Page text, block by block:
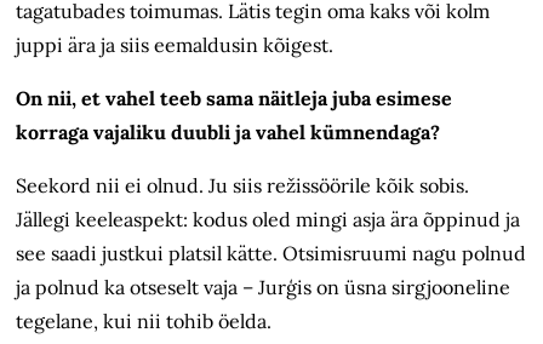
tagatubades toimumas. Lätis tegin oma kaks või kolm
juppi ära ja siis eemaldusin kõigest.
On nii, et vahel teeb sama näitleja juba esimese
korraga vajaliku duubli ja vahel kümnendaga?
Seekord nii ei olnud. Ju siis režissöörile kõik sobis.
Jällegi keeleaspekt: kodus oled mingi asja ära õppinud ja
see saadi justkui platsil kätte. Otsimisruumi nagu polnud
ja polnud ka otseselt vaja – Jurģis on üsna sirgjooneline
tegelane, kui nii tohib öelda.